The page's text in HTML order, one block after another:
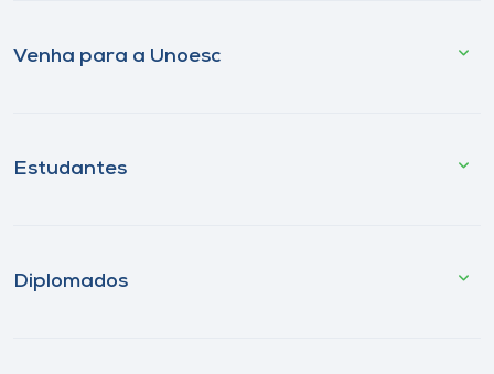
Venha para a Unoesc
Estudantes
Diplomados